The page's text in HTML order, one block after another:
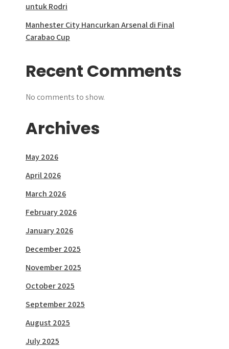
untuk Rodri
Manhester City Hancurkan Arsenal di Final
Carabao Cup
Recent Comments
No comments to show.
Archives
May 2026
April 2026
March 2026
February 2026
January 2026
December 2025
November 2025
October 2025
September 2025
August 2025
July 2025